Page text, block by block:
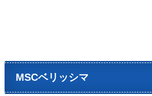
MSCベリッシマ